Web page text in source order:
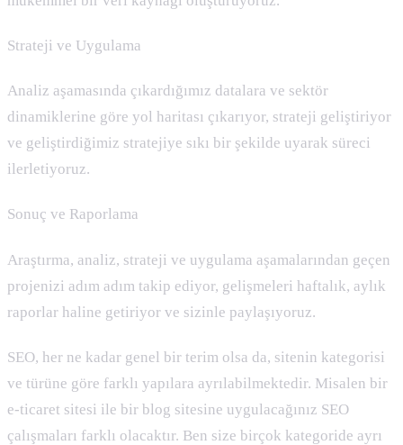
Strateji ve Uygulama
Analiz aşamasında çıkardığımız datalara ve sektör
dinamiklerine göre yol haritası çıkarıyor, strateji geliştiriyor
ve geliştirdiğimiz stratejiye sıkı bir şekilde uyarak süreci
ilerletiyoruz.
Sonuç ve Raporlama
Araştırma, analiz, strateji ve uygulama aşamalarından geçen
projenizi adım adım takip ediyor, gelişmeleri haftalık, aylık
raporlar haline getiriyor ve sizinle paylaşıyoruz.
SEO, her ne kadar genel bir terim olsa da, sitenin kategorisi
ve türüne göre farklı yapılara ayrılabilmektedir. Misalen bir
e-ticaret sitesi ile bir blog sitesine uygulacağınız SEO
çalışmaları farklı olacaktır. Ben size birçok kategoride ayrı